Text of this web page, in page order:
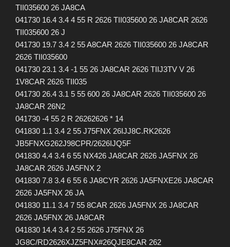
TII035600 26 JA8CA
041730 16.4 3.4 4 55 R 2626 TII035600 26 JA8CAR 2626
TII035600 26 J
041730 19.7 3.4 2 55 A8CAR 2626 TII035600 26 JA8CAR
2626 TII035600
041730 23.1 3.4 -1 55 26 JA8CAR 2626 TIIJ3TV V 26
1V8CAR 2626 TII035
041730 26.4 3.1 5 55 600 26 JA8CAR 2626 TII035600 26
JA8CAR 26N2
041730 -4 55 2 R 26262626 * 14
041830 1.1 3.4 2 55 J75FNX 26IJJ8C.RK2626
JB5FNXG262J98CPR/2626IJQ5F
041830 4.4 3.4 6 55 NX426 JA8CAR 2626 JA5FNX 26
JA8CAR 2626 JA5FNX 2
041830 7.8 3.4 6 55 6 JA8CYR 2626 JA5FNXE26 JA8CAR
2626 JA5FNX 26 JA
041830 11.1 3.4 7 55 8CAR 2626 JA5FNX 26 JA8CAR
2626 JA5FNX 26 JA8CAR
041830 14.4 3.4 2 55 2626 J75FNX 26
JG8C/RD2626XJZ5FNX#26QJE8CAR 262